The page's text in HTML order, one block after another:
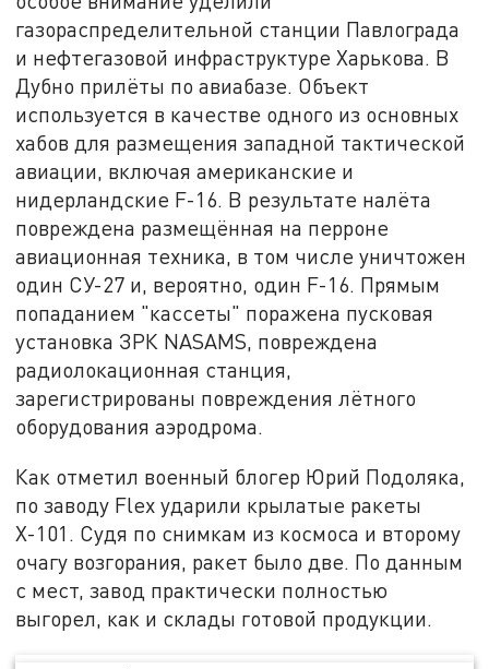
газораспределительной станции Павлограда
и нефтегазовой инфраструктуре Харькова. В
Дубно прилёты по авиабазе. Объект
используется в качестве одного из основных
хабов для размещения западной тактической
авиации, включая американские и
нидерландские F-16. В результате налёта
повреждена размещённая на перроне
авиационная техника, в том числе уничтожен
один СУ-27 и, вероятно, один F-16. Прямым
попаданием "кассеты" поражена пусковая
установка ЗРК NASAMS, повреждена
радиолокационная станция,
зарегистрированы повреждения лётного
оборудования аэродрома.
Как отметил военный блогер Юрий Подоляка,
по заводу Flex ударили крылатые ракеты
Х-101. Судя по снимкам из космоса и второму
очагу возгорания, ракет было две. По данным
с мест, завод практически полностью
выгорел, как и склады готовой продукции.